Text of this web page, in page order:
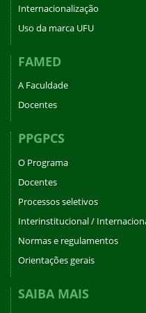
Internacionalização
Uso da marca UFU
FAMED
A Faculdade
Docentes
PPGPCS
O Programa
Docentes
Processos seletivos
Interinstitucional /
Normas e regulamentos
Orientações gerais
SAIBA MAIS